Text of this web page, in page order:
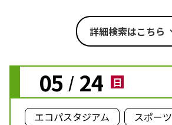
詳細検索はこちら
05 / 24 日
エコパスタジアム スポーツ